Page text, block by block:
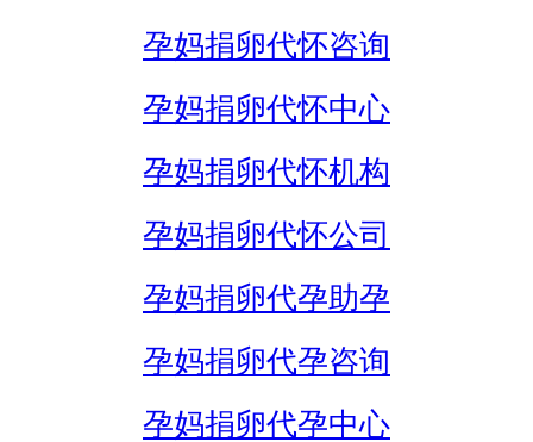
孕妈捐卵代怀咨询
孕妈捐卵代怀中心
孕妈捐卵代怀机构
孕妈捐卵代怀公司
孕妈捐卵代孕助孕
孕妈捐卵代孕咨询
孕妈捐卵代孕中心